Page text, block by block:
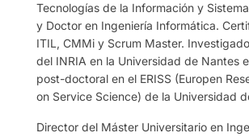
Tecnologías de la Información y
y Doctor en Ingeniería Informática.
ITIL, CMMi y Scrum Master.
del INRIA en la Universidad de Nantes
post-doctoral en el ERISS (Europen
on Service Science) de la Universidad
Director del Máster Universitario en